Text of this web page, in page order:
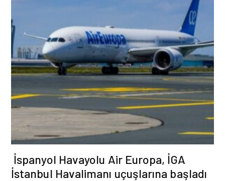
İspanyol Havayolu Air Europa, İGA
İstanbul Havalimanı uçuşlarına başladı